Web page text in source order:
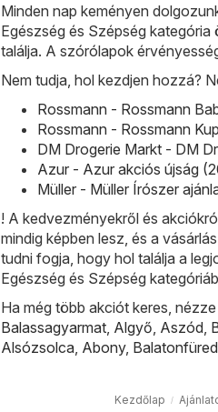
Minden nap keményen
Egészség és Szépség
találja. A szórólapok
Nem tudja, hol kezdjen hozzá?
Rossmann - Rossmann
Rossmann - Rossmann
DM Drogerie Markt - DM
Azur - Azur akciós újság
Müller - Müller Írószer
! A kedvezményekről és
mindig képben lesz, és a
tudni fogja, hogy hol találja a
Egészség és Szépség
Ha még több akciót keres,
Balassagyarmat Algyő Aszód
Alsózsolca Abony, Balatonfüred
Kezdőlap